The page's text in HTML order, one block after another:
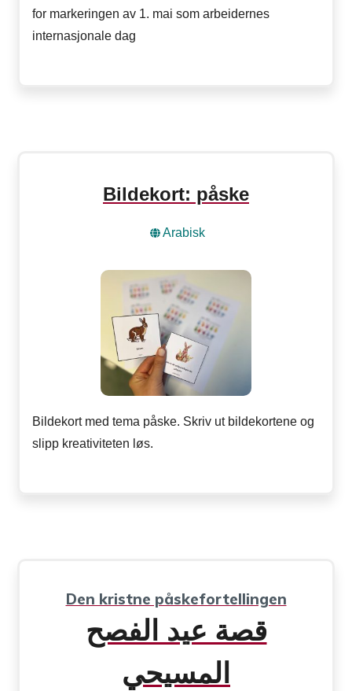
for markeringen av 1. mai som arbeidernes
internasjonale dag
Bildekort: påske
Arabisk
Bildekort med tema påske. Skriv ut bildekortene og
slipp kreativiteten løs.
Den kristne påskefortellingen
قصة عيد الفصح
المسيحي